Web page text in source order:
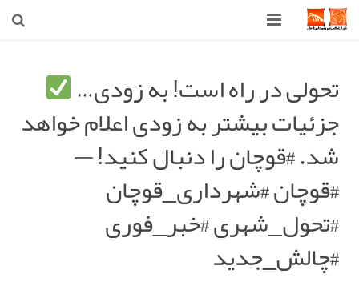
شهرداری
شورای اسلامی شهر قوچان
تحولی در راه است! به زودی…
جزئیات بیشتر به زودی اعلام خواهد
شد. #قوچان را دنبال کنید! —
#قوچان #شهرداری_قوچان
#تحول_شهری #خبر_فوری
#چالش_جدید